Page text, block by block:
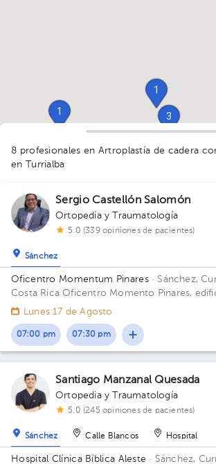
3
1
1
8 profesionales en Artroplastía de cadera
en Turrialba
Sergio Castellón Salomón
Ortopedia y Traumatología
5.0 (339 opiniones de pacientes)
Sánchez
Oficentro Momentum Pinares· Sánchez,
Costa RicaOficentro Momento Pinares,
Calle Vieja donde está la agencia Volvo Piso 2.
Lunes 17 de Agosto
07:00 pm 07:30 pm
Santiago Manzanal Quesada
Ortopedia y Traumatología
5.0 (245 opiniones de pacientes)
Sánchez Calle Blancos Hospital
Hospital Clínica Bíblica Aleste · Sánchez,